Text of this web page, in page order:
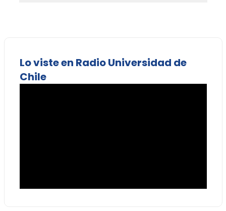
Lo viste en Radio Universidad de
Chile